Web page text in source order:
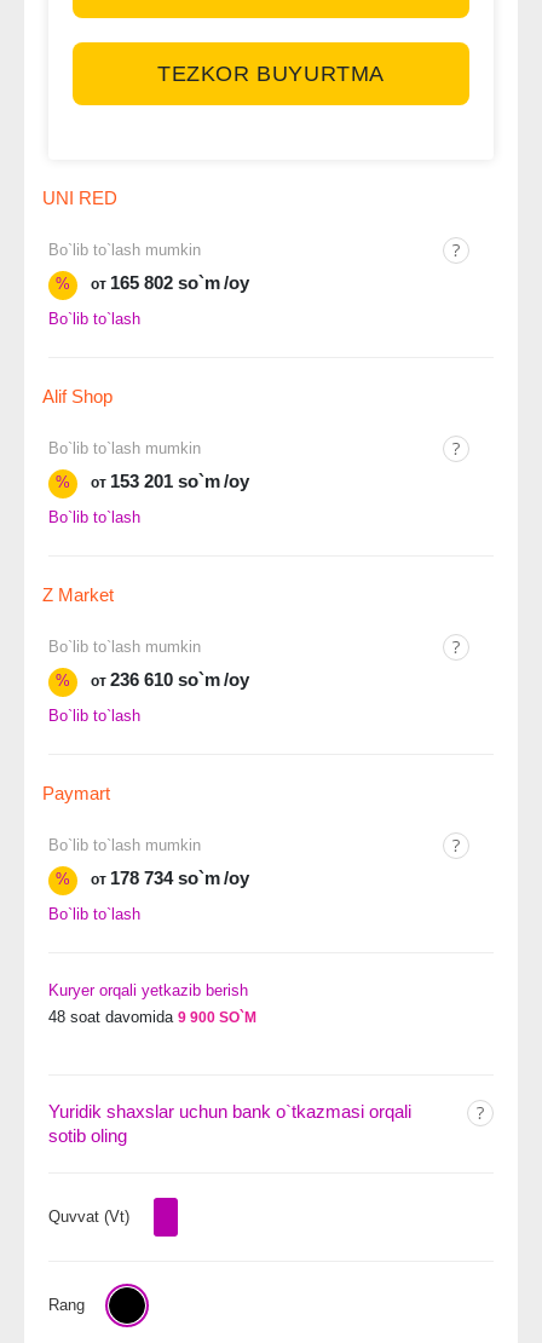
TEZKOR BUYURTMA
UNI RED
Bo`lib to`lash mumkin
%
от 165 802 so`m/oy
Bo`lib to`lash
Alif Shop
Bo`lib to`lash mumkin
%
от 153 201 so`m/oy
Bo`lib to`lash
Z Market
Bo`lib to`lash mumkin
%
от 236 610 so`m/oy
Bo`lib to`lash
Paymart
Bo`lib to`lash mumkin
%
от 178 734 so`m/oy
Bo`lib to`lash
Kuryer orqali yetkazib berish
48 soat davomida 9 900 SO`M
Yuridik shaxslar uchun bank o`tkazmasi orqali
sotib oling
Quvvat (Vt)
Rang